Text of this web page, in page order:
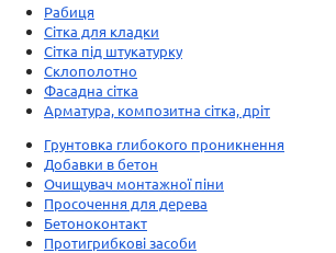
Рабиця
Сітка для кладки
Сітка під штукатурку
Склополотно
Фасадна сітка
Арматура, композитна сітка, дріт
Грунтовка глибокого проникнення
Добавки в бетон
Очищувач монтажної піни
Просочення для дерева
Бетоноконтакт
Протигрибкові засоби